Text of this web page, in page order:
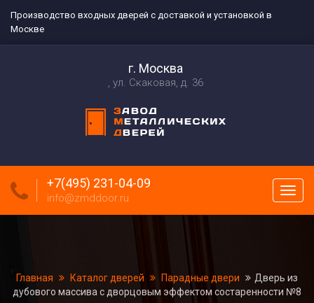
Производство входных дверей с доставкой и установкой в
Москве
г. Москва
ул. Скаковая, д. 36
меню
+7(495) 231-04-09
info@zmddoor.ru
Главная Каталог дверей Парадные двери
Дверь из
дубового массива с дворцовым эффектом состаренности №8